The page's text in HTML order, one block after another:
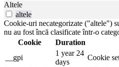
Altele
altele
Cookie-uri necategorizate ("altele")
nu au fost încă clasificate într-o
Cookie
Duration
__gpi
1 year 24
days
Cookie